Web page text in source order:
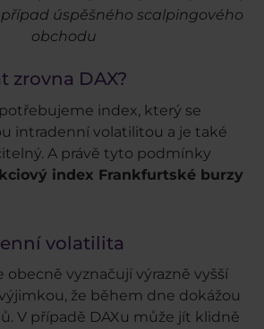
případ úspěšného scalpingového
obchodu
zrovna DAX?
index, který se
intradenní volatilitou a je také
A právě tyto podmínky
index Frankfurtské burzy
volatilita
obecně vyznačují výrazně vyšší
že během dne dokážou
V případě DAXu může jít klidně